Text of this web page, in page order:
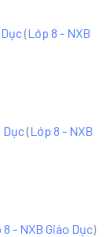
(Lớp 8 - NXB
Dục(Lớp 8 - NXB
8 - NXB Giáo Dục)